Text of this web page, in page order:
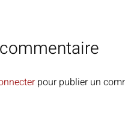
pour publier un